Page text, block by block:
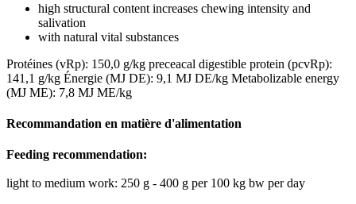
high structural content increases chewing intensity and
salivation
with natural vital substances
Protéines (vRp): 150,0 g/kg preceacal digestible protein (pcvRp):
141,1 g/kg Énergie (MJ DE): 9,1 MJ DE/kg Metabolizable energy
(MJ ME): 7,8 MJ ME/kg
Recommandation en matière d'alimentation
Feeding recommendation:
light to medium work: 250 g - 400 g per 100 kg bw per day